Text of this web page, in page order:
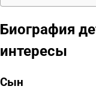
Биография
интересы
Сын